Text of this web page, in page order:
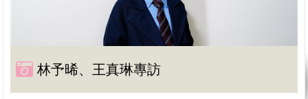
林予晞、王真琳專訪